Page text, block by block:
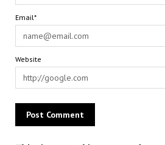
Email*
Website